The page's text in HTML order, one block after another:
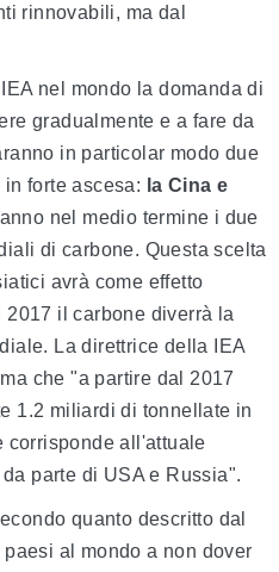
rinnovabili, ma dal
nel mondo la domanda di
gradualmente e a fare da
in particolar modo due
forte ascesa: la Cina e
nel medio termine i due
di carbone. Questa scelta
avrà come effetto
il carbone diverrà la
La direttrice della IEA
che "a partire dal 2017
1.2 miliardi di tonnellate in
corrisponde all'attuale
parte di USA e Russia".
quanto descritto dal
al mondo a non dover